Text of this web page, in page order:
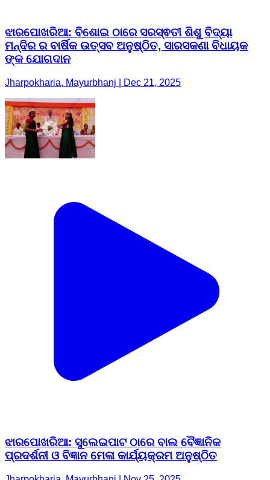
ଝାରପୋଖରିଆ: ବିଶୋଇ ଠାରେ ସରସ୍ଵତୀ ଶିଶୁ ବିଦ୍ୟା
ମନ୍ଦିର ର ବାର୍ଷିକ ଉତ୍ସବ ଅନୁଷ୍ଠିତ, ସାରସକଣା ବିଧାୟକ
ଙ୍କ ଯୋଗଦାନ
Jharpokharia, Mayurbhanj | Dec 21, 2025
ଝାରପୋଖରିଆ: ସୁଲେଇପାଟ ଠାରେ ବାଲ ବୈଜ୍ଞାନିକ
ପ୍ରଦର୍ଶନୀ ଓ ବିଜ୍ଞାନ ମେଳା କାର୍ଯ୍ୟକ୍ରମ ଅନୁଷ୍ଠିତ